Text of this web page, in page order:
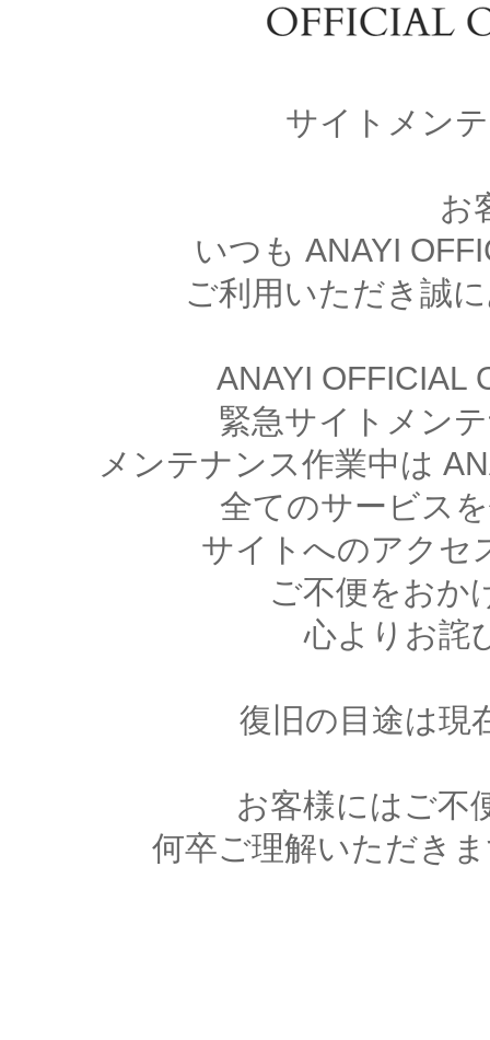
サイトメン
お
いつも ANAYI
ご利用いただき誠
ANAYI OFFICIAL
緊急サイトメン
メンテナンス作業中は
全てのサービス
サイトへのアクセ
ご不便をおか
心よりお詫
復旧の目途は現
お客様にはご不
何卒ご理解いただき